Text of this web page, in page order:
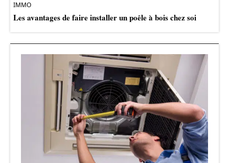
IMMO
Les avantages de faire installer un poêle à bois chez soi